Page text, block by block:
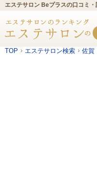
エステサロン Beプラスの口コミ
TOP エステサロン検索 佐賀